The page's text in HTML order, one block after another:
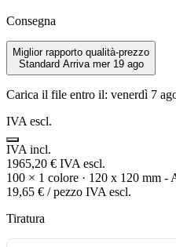
Consegna
Miglior rapporto qualità-prezzo
Standard Arriva mer 19 ago
Carica il file entro il: venerdì 7
IVA escl.
IVA incl.
1965,20 € IVA escl.
100 × 1 colore · 120 x 120 mm -
19,65 € / pezzo IVA escl.
Tiratura